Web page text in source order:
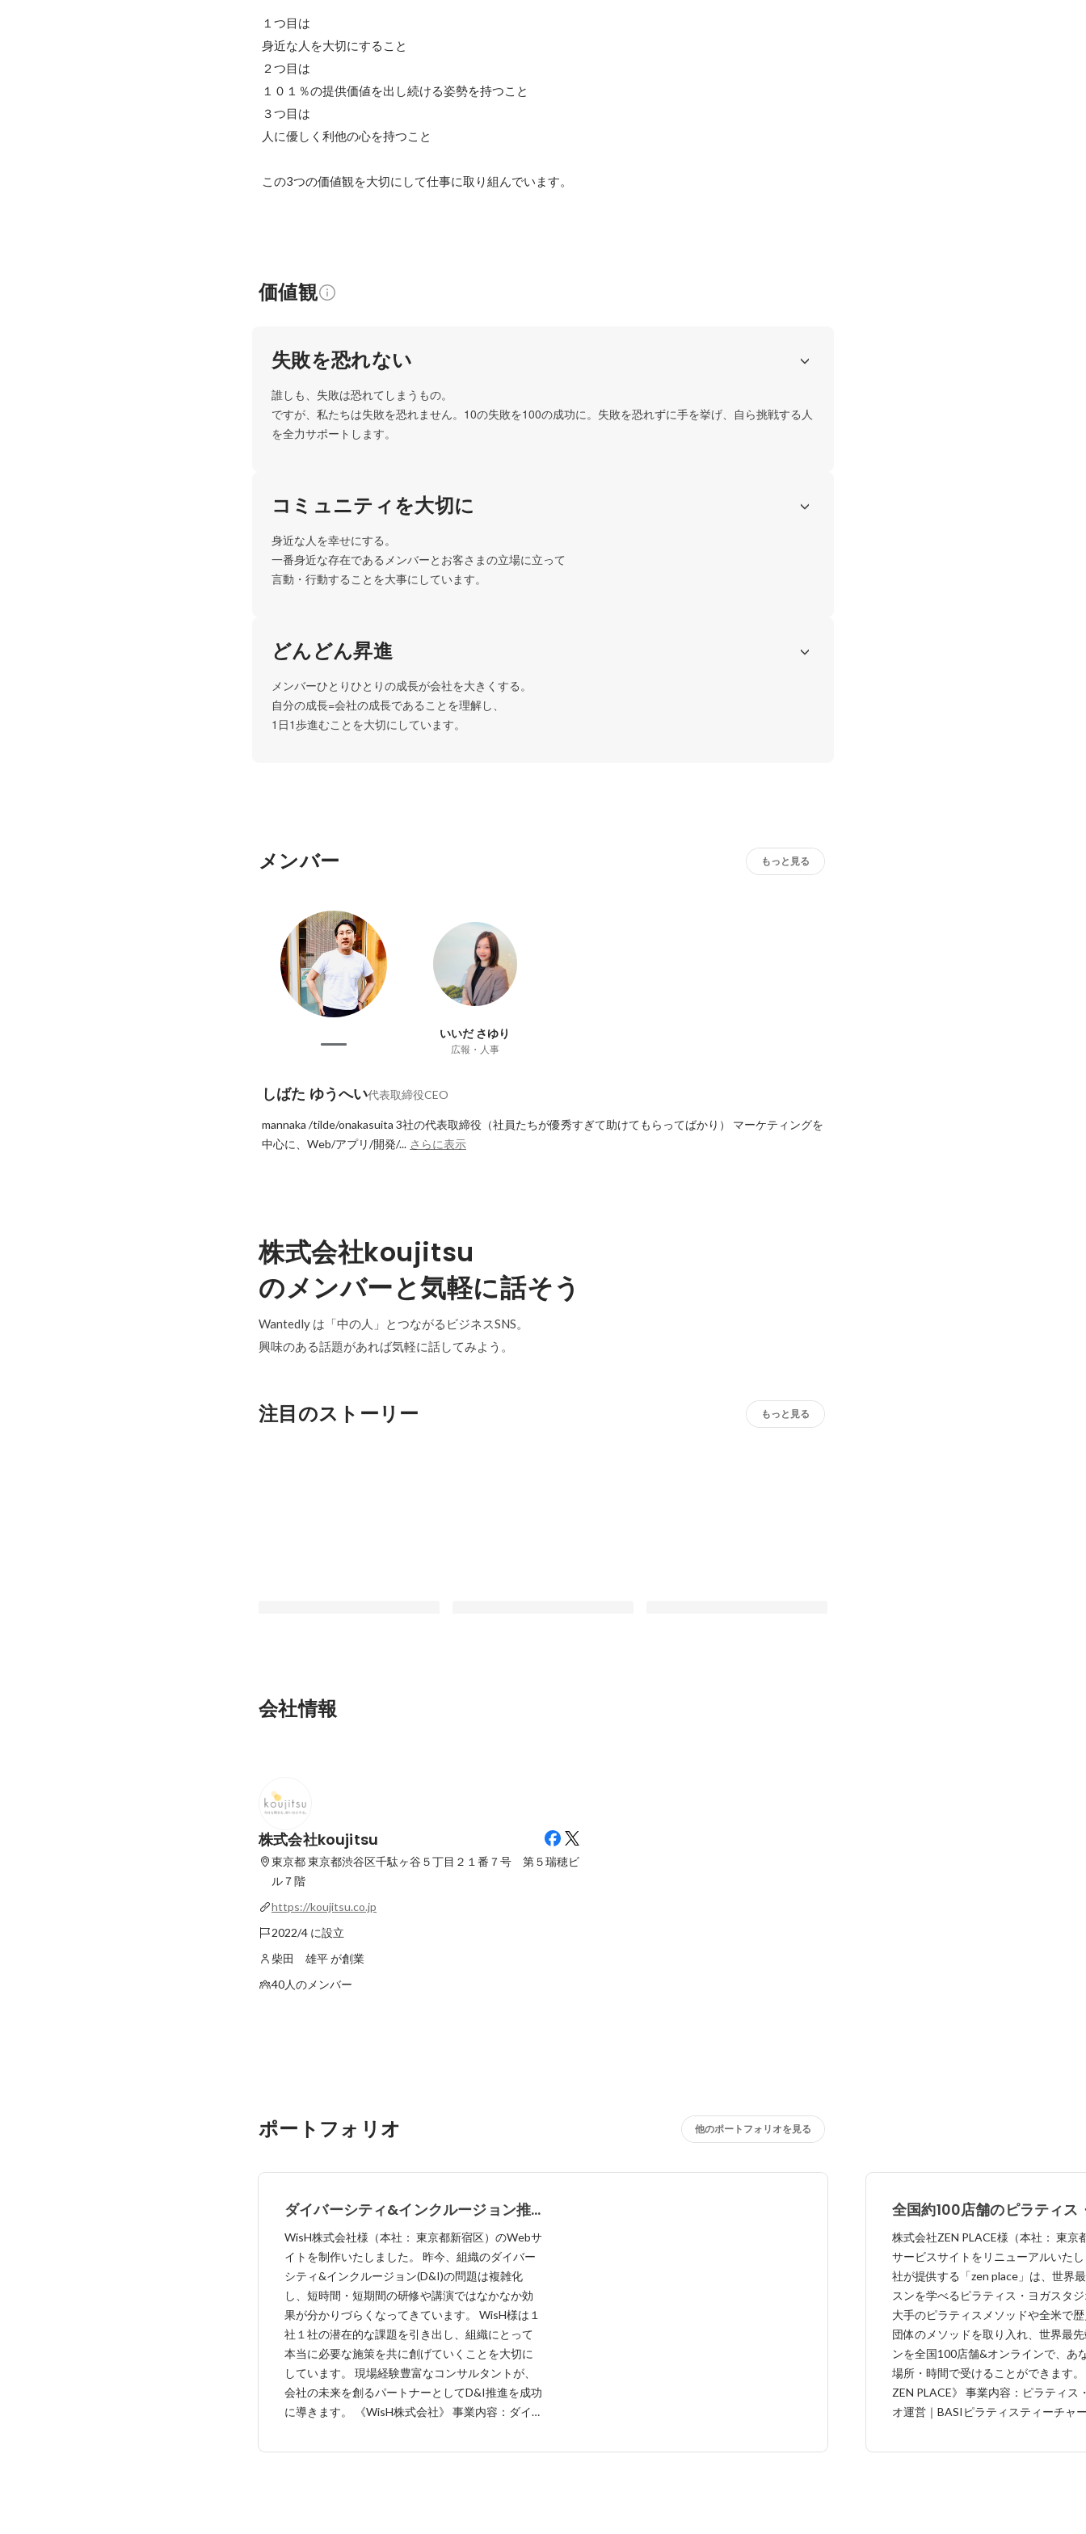
１つ目は
身近な人を大切にすること
２つ目は
１０１％の提供価値を出し続ける姿勢を持つこと
３つ目は
人に優しく利他の心を持つこと
この3つの価値観を大切にして仕事に取り組んでいます。
価値観
失敗を恐れない
誰しも、失敗は恐れてしまうもの。
ですが、私たちは失敗を恐れません。10の失敗を100の成功に。失敗を恐れずに手を挙げ、自ら挑戦する人
を全力サポートします。
コミュニティを大切に
身近な人を幸せにする。
一番身近な存在であるメンバーとお客さまの立場に立って
言動・行動することを大事にしています。
どんどん昇進
メンバーひとりひとりの成長が会社を大きくする。
自分の成長=会社の成長であることを理解し、
1日1歩進むことを大切にしています。
メンバー もっと見る
いいだ さゆり
広報・人事
しばた ゆうへい代表取締役CEO
mannaka /tilde/onakasuita 3社の代表取締役（社員たちが優秀すぎて助けてもらってばかり） マーケティングを
中心に、Web/アプリ/開発/... さらに表示
株式会社koujitsu
のメンバーと気軽に話そう
Wantedly は「中の人」とつながるビジネスSNS。
興味のある話題があれば気軽に話してみよう。
注目のストーリー もっと見る
10案件を1人で回せる理由は、"が
んばり"ではなく"設計"です
会社情報
株式会社koujitsu
東京都東京都渋谷区千駄ヶ谷５丁目２１番７号 第５瑞穂ビ
ル７階
https://koujitsu.co.jp
2022/4 に設立
柴田 雄平 が創業
40人のメンバー
ポートフォリオ 他のポートフォリオを見る
ダイバーシティ&インクルージョン推
進で組織の未来を共に創る 「WisH株
式会社様」のWebサイトを制作
WisH株式会社様（本社： 東京都新宿区）のWebサ
イトを制作いたしました。 昨今、組織のダイバー
シティ&インクルージョン(D&I)の問題は複雑化
し、短時間・短期間の研修や講演ではなかなか効
果が分かりづらくなってきています。 WisH様は１
社１社の潜在的な課題を引き出し、組織にとって
本当に必要な施策を共に創げていくことを大切に
しています。 現場経験豊富なコンサルタントが、
会社の未来を創るパートナーとしてD&I推進を成功
に導きます。 《WisH株式会社》 事業内容：ダイバ
開発コンサルティング / 組織調査 / 企業内研修 / 個
全国約100店舗のピラティス
タジオを運営する「株式会社
PLACE様」のサービスサイ
株式会社ZEN PLACE様（本社： 東京
サービスサイトをリニューアルいたし
社が提供する「zen place」は、世界
スンを学べるピラティス・ヨガスタ
大手のピラティスメソッドや全米で
団体のメソッドを取り入れ、世界最
ンを全国100店舗&オンラインで、あ
場所・時間で受けることができます。 《株式会社
ZEN PLACE》 事業内容：ピラティス
オ運営｜BASIピラティスティーチャ
ングコース開催｜訪問看護・リハビ